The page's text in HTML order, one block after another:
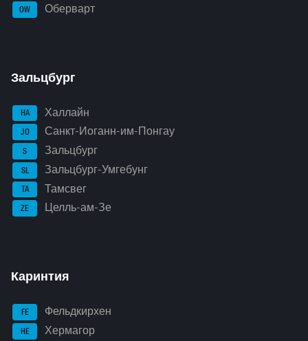
OW Оберварт
Зальцбург
HA Халлайн
JO Санкт-Иоганн-им-Понгау
S Зальцбург
SL Зальцбург-Умгебунг
TA Тамсвег
ZE Целль-ам-Зе
Каринтия
FE Фельдкирхен
HE Хермагор